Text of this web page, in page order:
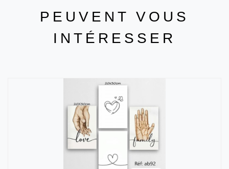
PEUVENT VOUS
INTÉRESSER